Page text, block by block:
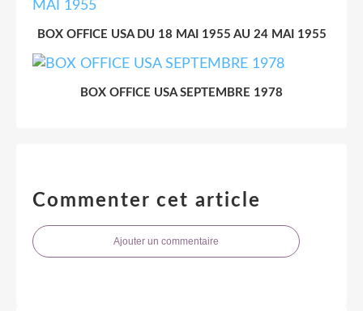
BOX OFFICE USA DU 18 MAI 1955 AU 24 MAI 1955
BOX OFFICE USA SEPTEMBRE 1978
Commenter cet article
Ajouter un commentaire